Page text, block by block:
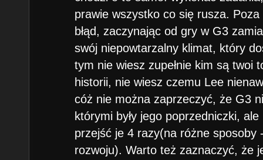
prawie wszystko co się rusza. Poza
błąd, zaczynając od gry w G3
swój niepowtarzalny klimat, który
tym nie wiesz zupełnie kim są twoi
historii, nie wiesz czemu Lee
cóż nie można zaprzeczyć, że G3
którymi były jego poprzedniczki,
przejść je 4 razy(na różne sposoby
rozwoju). Warto też zaznaczyć, że